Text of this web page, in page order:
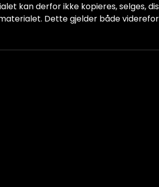
kan derfor ikke kopieres, selges,
Dette gjelder både